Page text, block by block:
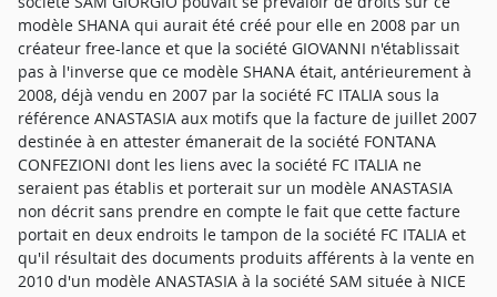
modèle SHANA qui aurait été créé pour elle en 2008 par un
créateur free-lance et que la société GIOVANNI n'établissait
pas à l'inverse que ce modèle SHANA était, antérieurement à
2008, déjà vendu en 2007 par la société FC ITALIA sous la
référence ANASTASIA aux motifs que la facture de juillet 2007
destinée à en attester émanerait de la société FONTANA
CONFEZIONI dont les liens avec la société FC ITALIA ne
seraient pas établis et porterait sur un modèle ANASTASIA
non décrit sans prendre en compte le fait que cette facture
portait en deux endroits le tampon de la société FC ITALIA et
qu'il résultait des documents produits afférents à la vente en
2010 d'un modèle ANASTASIA à la société SAM située à NICE